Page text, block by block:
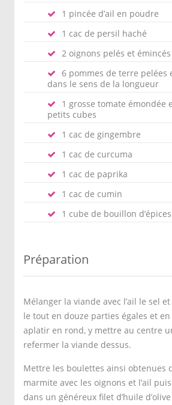
1 pincée d’ail en poudre
1 cac de persil haché
2 oignons pelés et
6 pommes de terre pelées
dans le sens de la longueur
1 grosse tomate émondée
petits cubes
1 cac de gingembre
1 cac de curcuma
1 cac de paprika
1 cac de cumin
1 cube de bouillon d’épices
Préparation
Mélanger la viande avec l’ail le sel
le tout en douze parties égales et
aplatir en rond, y mettre au centre
refermer la viande dessus.
Mettre les boulettes ainsi obtenues
marmite avec les oignons et l’ail
dans un généreux filet d’huile